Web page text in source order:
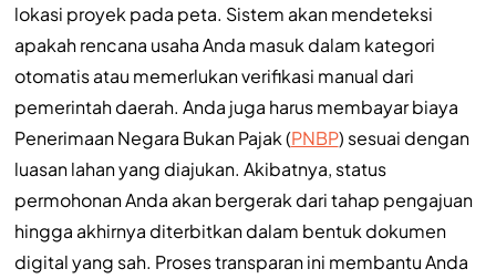
lokasi proyek pada peta. Sistem akan mendeteksi
apakah rencana usaha Anda masuk dalam kategori
otomatis atau memerlukan verifikasi manual dari
pemerintah daerah. Anda juga harus membayar biaya
Penerimaan Negara Bukan Pajak (PNBP) sesuai dengan
luasan lahan yang diajukan. Akibatnya, status
permohonan Anda akan bergerak dari tahap pengajuan
hingga akhirnya diterbitkan dalam bentuk dokumen
digital yang sah. Proses transparan ini membantu Anda